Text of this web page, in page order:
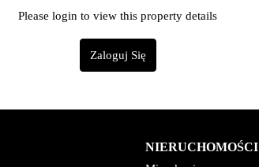
Please login to view this property details
Zaloguj Się
NIERUCHOMOŚCI